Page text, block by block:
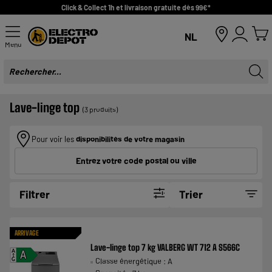
Click & Collect 1h et livraison gratuite dès 99€*
Menu
NL
Lave-linge top (3 produits)
Pour voir lesdisponibilités de votre magasin
Entrez votre code postal ou ville
Filtrer Trier
ARRIVAGE
A
A
G
Lave-linge top 7 kg VALBERG WT 712 A S566C
Classe énergétique : A